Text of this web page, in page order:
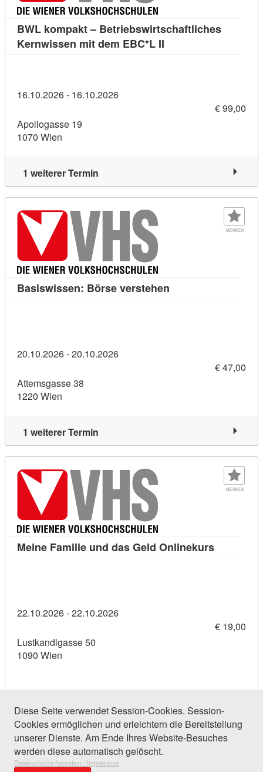
BWL kompakt – Betriebswirtschaftliches
Kernwissen mit dem EBC*L II
16.10.2026 - 16.10.2026
€ 99,00
Apollogasse 19
1070 Wien
1 weiterer Termin
MERKEN
Basiswissen: Börse verstehen
20.10.2026 - 20.10.2026
€ 47,00
Attemsgasse 38
1220 Wien
1 weiterer Termin
MERKEN
Meine Familie und das Geld Onlinekurs
22.10.2026 - 22.10.2026
€ 19,00
Lustkandlgasse 50
1090 Wien
59 Einträge gefunden (1 von 3)
Diese Seite verwendet Session-Cookies. Session-
Cookies ermöglichen und erleichtern die Bereitstellung
unserer Dienste. Am Ende Ihres Website-Besuches
werden diese automatisch gelöscht.
Datenschutzinformation / Impressum